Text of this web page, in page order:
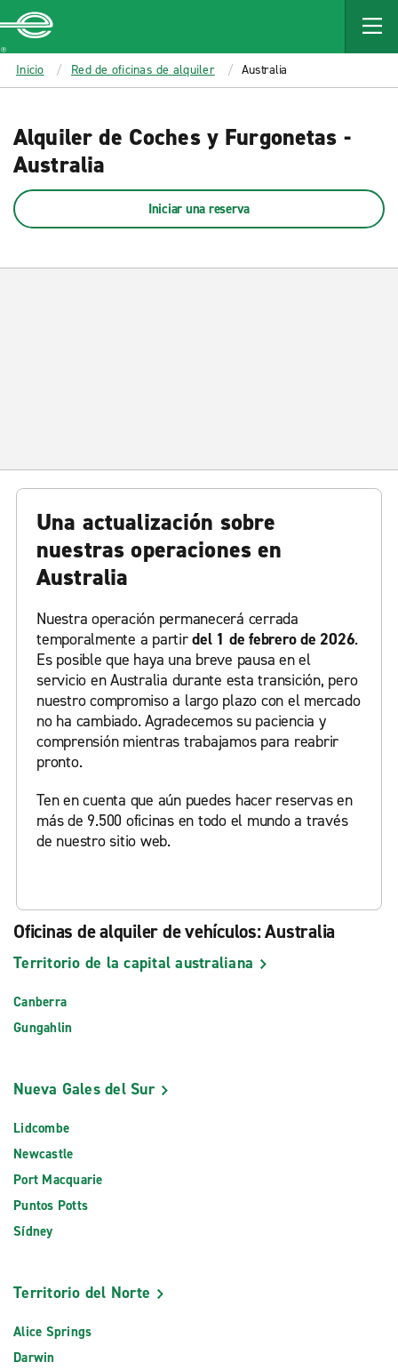
MAIN
CONTENT
Enterprise
Inicio Red de oficinas de alquiler Australia
Alquiler de Coches y Furgonetas -
Australia
Iniciar una reserva
Una actualización sobre
nuestras operaciones en
Australia
Nuestra operación permanecerá cerrada
temporalmente a partirdel 1 de febrero de 2026.
Es posible que haya una breve pausa en el
servicio en Australia durante esta transición, pero
nuestro compromiso a largo plazo con el mercado
no ha cambiado. Agradecemos su paciencia y
comprensión mientras trabajamos para reabrir
pronto.
Ten en cuenta que aún puedes hacer reservas en
más de 9.500 oficinas en todo el mundo a través
de nuestro sitio web.
Oficinas de alquiler de vehículos: Australia
Territorio de la capital australiana
Canberra
Gungahlin
Nueva Gales del Sur
Lidcombe
Newcastle
Port Macquarie
Puntos Potts
Sídney
Territorio del Norte
Alice Springs
Darwin